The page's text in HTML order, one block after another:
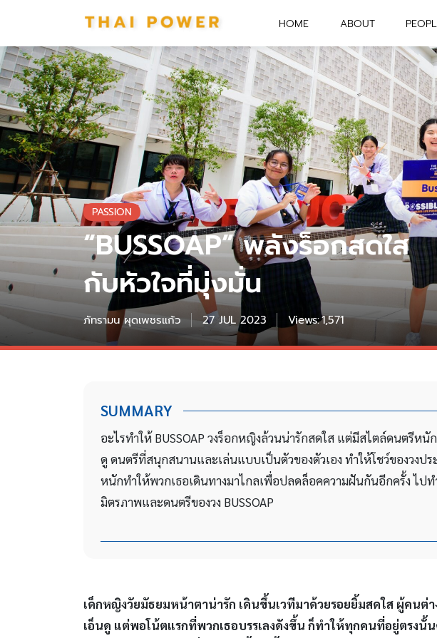
HOME ABOUT
PASSION
“BUSSOAP” พลังร็อกสดใส
กับหัวใจที่มุ่งมั่น
ภัทรามน ผุดเพชรแก้ว 27 JUL 2023 Views:1,571
SUMMARY
อะไรทำให้ BUSSOAP วงร็อกหญิงล้วนน่ารักสดใส แต่มีสไตล์ดนตรีห
ดู ดนตรีที่สนุกสนานและเล่นแบบเป็นตัวของตัวเอง ทำให้โชว์ของวงป
หนักทำให้พวกเธอเดินทางมาไกลเพื่อปลดล็อคความฝันกันอีกครั้ง ไปท
มิตรภาพและดนตรีของวง BUSSOAP
เด็กหญิงวัยมัธยมหน้าตาน่ารัก เดินขึ้นเวทีมาด้วยรอยยิ้มสดใส ผู้คนต่า
เอ็นดู แต่พอโน้ตแรกที่พวกเธอบรรเลงดังขึ้น ก็ทำให้ทุกคนที่อยู่ตรงนั้